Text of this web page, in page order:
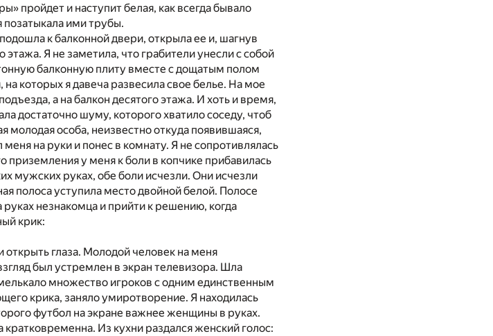
пройдет и наступит белая, как всегда бывало
ими трубы.
к балконной двери, открыла ее и, шагнув
этажа. Я не заметила, что грабители унесли с собой
балконную плиту вместе с дощатым полом
которых я давеча развесила свое белье. На мое
а на балкон десятого этажа. И хоть и время,
достаточно шуму, которого хватило соседу, чтоб
молодая особа, неизвестно откуда появившаяся,
на руки и понес в комнату. Я не сопротивлялась
приземления у меня к боли в копчике прибавилась
мужских руках, обе боли исчезли. Они исчезли
полоса уступила место двойной белой. Полосе
незнакомца и прийти к решению, когда
крик:
открыть глаза. Молодой человек на меня
был устремлен в экран телевизора. Шла
множество игроков с одним единственным
крика, заняло умиротворение. Я находилась
футбол на экране важнее женщины в руках.
Из кухни раздался женский голос: